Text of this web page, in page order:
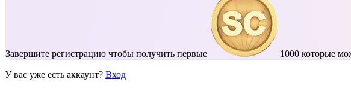
Завершите регистрацию чтобы получить первые 1000 которые
У вас уже есть аккаунт? Вход